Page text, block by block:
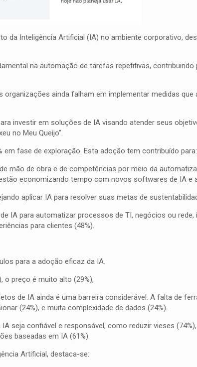
da Inteligência Artificial (IA) no ambiente corporativo,
na automação de tarefas repetitivas,
ainda falham em implementar medidas que
investir em soluções de IA visando atender seus
no Meu Queijo”.
fase de exploração. Esta adoção tem contribuído para:
mão de obra e de competências por meio da
economizando tempo com novos softwares de IA e
aplicar IA para resolver suas metas de
IA para automatizar processos de TI, negócios ou rede,
para clientes (48%).
para a adoção eficaz da IA.
o preço é muito alto (29%),
de IA ainda é uma barreira considerável. A falta de
(24%), e muita complexidade de dados (24%).
seja confiável e responsável, como reduzir vieses
baseadas em IA (61%).
Artificial, destaca-se: